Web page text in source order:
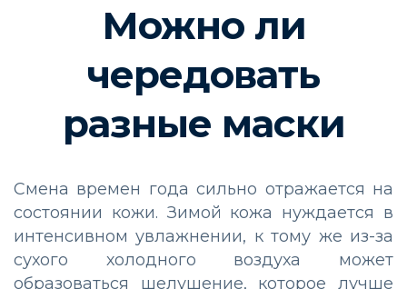
Можно ли
чередовать
разные маски
Смена времен года сильно отражается на
состоянии кожи. Зимой кожа нуждается в
интенсивном увлажнении, к тому же из-за
сухого холодного воздуха может
образоваться шелушение, которое лучше